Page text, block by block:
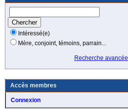
Intéressé(e)
Mère, conjoint, témoins, parrain...
Recherche avancée
Accès membres
Connexion